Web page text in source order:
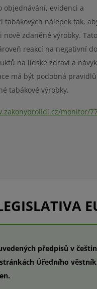
objednávání, evidenci a
tabákových nálepek tak,
nově zdaněné výrobky. Tato
reakcí na negativní
na lidské zdraví a
má být podobná
tabákové výrobky.
monitor/
předpisů v
Úředního